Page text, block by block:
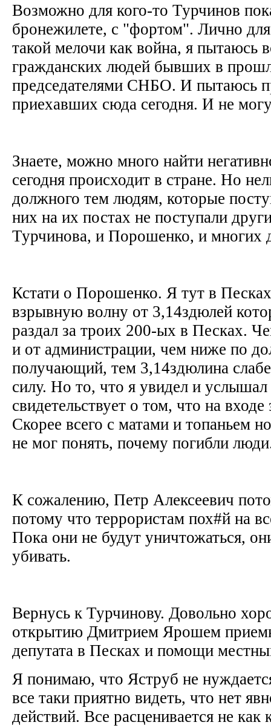
Возможно для кого-то Турчинов
бронежилете, с "фортом". Лично
такой мелочи как война, я пытаюсь
гражданских людей бывших в
председателями СНБО. И пытаюсь
приехавших сюда сегодня. И не
Знаете, можно много найти
сегодня происходит в стране. Но
должного тем людям, которые
них на их постах не поступали
Турчинова, и Порошенко, и многих
Кстати о Порошенко. Я тут в
взрывную волну от 3,14здюлей
раздал за троих 200-ых в Песках.
и от администрации, чем ниже по
получающий, тем 3,14здюлина
силу. Но то, что я увидел и услышал
свидетельствует о том, что на
Скорее всего с матами и топаньем
не мог понять, почему погибли
К сожалению, Петр Алексеевич
потому что террористам пох#й на
Пока они не будут уничтожаться,
убивать.
Вернусь к Турчинову. Довольно
открытию Дмитрием Ярошем
депутата в Песках и помощи
Я понимаю, что Яструб не
все таки приятно видеть, что нет
действий. Все расценивается не как